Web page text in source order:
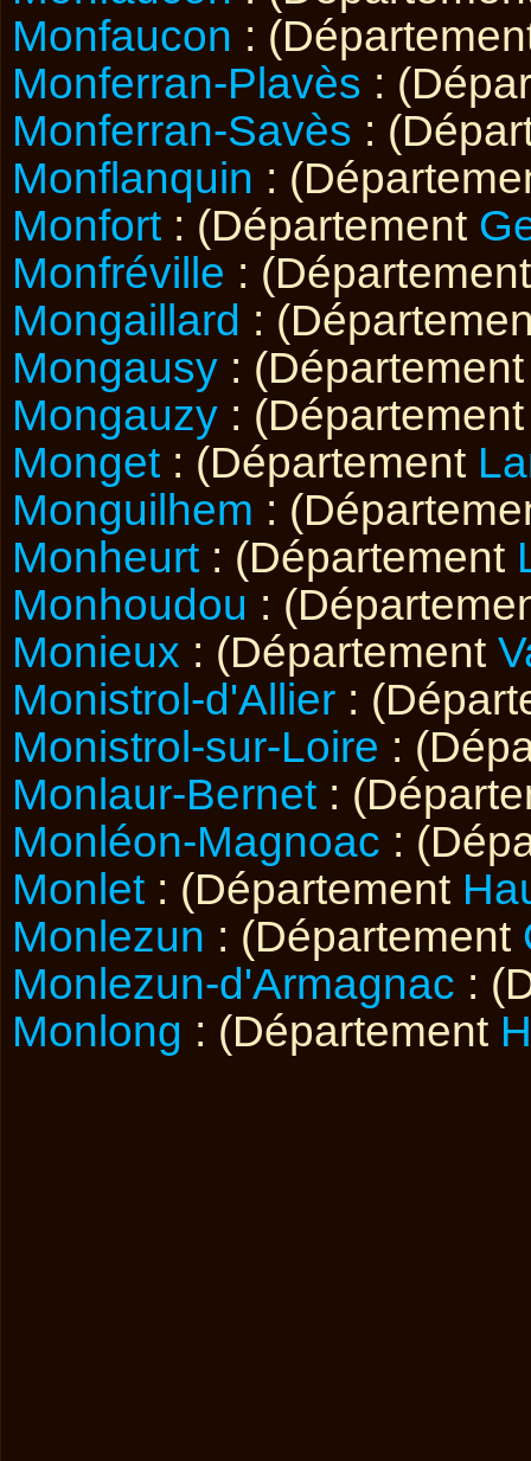
Monfaucon :
Monferran-Plavès :
Monferran-Savès :
Monflanquin :
Monfort : (Département
Monfréville :
Mongaillard :
Mongausy :
Mongauzy :
Monget : (Département
Monguilhem :
Monheurt : (Département
Monhoudou :
Monieux : (Département
Monistrol-d'Allier :
Monistrol-sur-Loire :
Monlaur-Bernet :
Monléon-Magnoac :
Monlet : (Département
Monlezun : (Département
Monlezun-d'Armagnac :
Monlong : (Département